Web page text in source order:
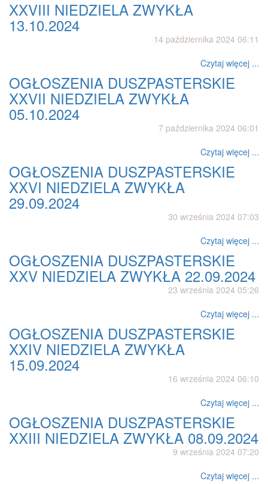
XXVIII NIEDZIELA ZWYKŁA
13.10.2024
14 października 2024 06:11
Czytaj więcej ...
OGŁOSZENIA DUSZPASTERSKIE
XXVII NIEDZIELA ZWYKŁA
05.10.2024
7 października 2024 06:01
Czytaj więcej ...
OGŁOSZENIA DUSZPASTERSKIE
XXVI NIEDZIELA ZWYKŁA
29.09.2024
30 września 2024 07:03
Czytaj więcej ...
OGŁOSZENIA DUSZPASTERSKIE
XXV NIEDZIELA ZWYKŁA 22.09.2024
23 września 2024 05:26
Czytaj więcej ...
OGŁOSZENIA DUSZPASTERSKIE
XXIV NIEDZIELA ZWYKŁA
15.09.2024
16 września 2024 06:10
Czytaj więcej ...
OGŁOSZENIA DUSZPASTERSKIE
XXIII NIEDZIELA ZWYKŁA 08.09.2024
9 września 2024 07:20
Czytaj więcej ...